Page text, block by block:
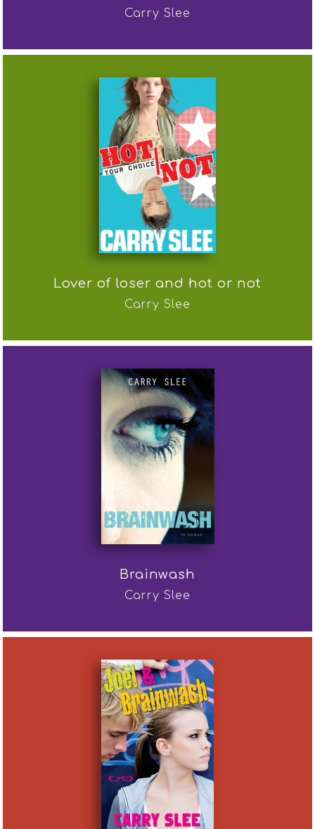
Carry Slee
Lover of loser and hot or not
Carry Slee
Brainwash
Carry Slee